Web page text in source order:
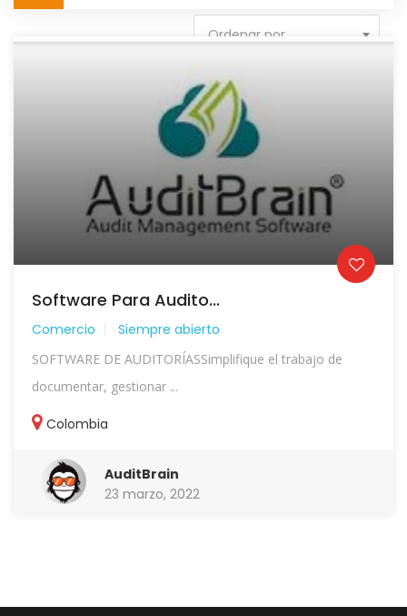
Ordenar por
Software Para Audito...
Comercio Siempre abierto
SOFTWARE DE AUDITORÍASSimplifique el trabajo de
documentar, gestionar ...
Colombia
AuditBrain
23 marzo, 2022